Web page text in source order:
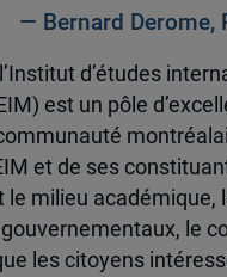
— Bernard Derome,
d’études
est un pôle
et de ses
le milieu académique,
le
les citoyens